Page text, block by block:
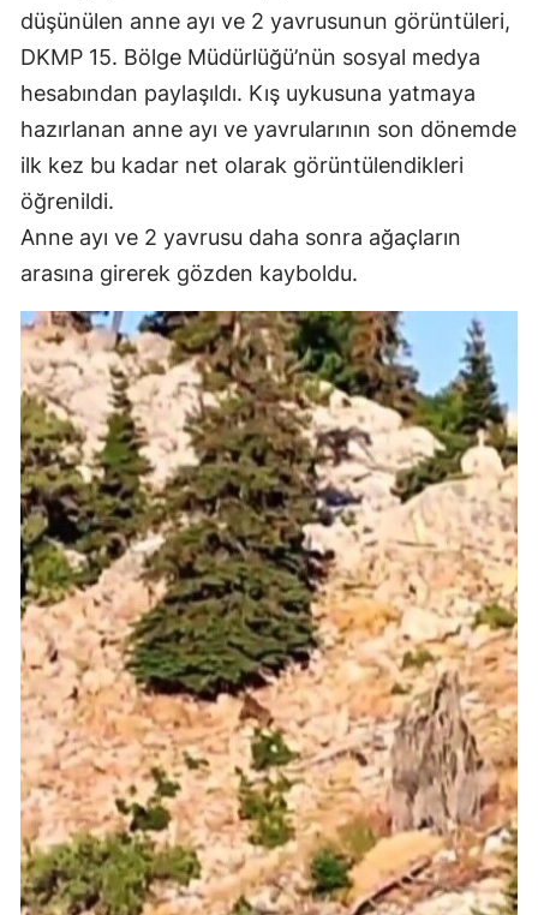
düşünülen anne ayı ve 2 yavrusunun görüntüleri,
DKMP 15. Bölge Müdürlüğü’nün sosyal medya
hesabından paylaşıldı. Kış uykusuna yatmaya
hazırlanan anne ayı ve yavrularının son dönemde
ilk kez bu kadar net olarak görüntülendikleri
öğrenildi.
Anne ayı ve 2 yavrusu daha sonra ağaçların
arasına girerek gözden kayboldu.